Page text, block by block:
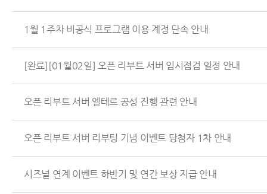
1월 1주차 비공식 프로그램 이용 계정 단속 안내
[완료][01월02일] 오픈 리부트 서버 임시점검 일정 안내
오픈 리부트 서버 엘테르 공성 진행 관련 안내
오픈 리부트 서버 리부팅 기념 이벤트 당첨자 1차 안내
시즈널 연계 이벤트 하반기 및 연간 보상 지급 안내